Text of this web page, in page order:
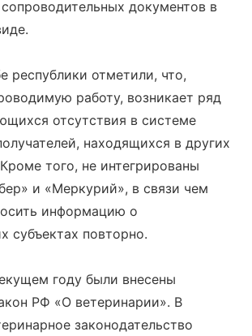
документов в
республики отметили, что,
работу, возникает ряд
отсутствия в системе
находящихся в других
того, не интегрированы
и «Меркурий», в связи чем
информацию о
субъектах повторно.
году были внесены
РФ «О ветеринарии». В
законодательство